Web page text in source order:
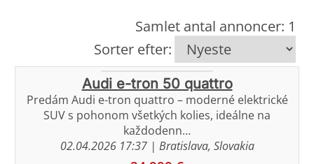
Samlet antal annoncer: 1
Sorter efter:
Audi e-tron 50 quattro
Predám Audi e-tron quattro – moderné elektrické
SUV s pohonom všetkých kolies, ideálne na
každodenn…
02.04.2026 17:37| Bratislava, Slovakia